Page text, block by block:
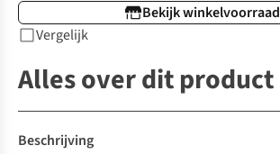
Bekijk winkelvoorraad
Vergelijk
Alles over dit product
Beschrijving